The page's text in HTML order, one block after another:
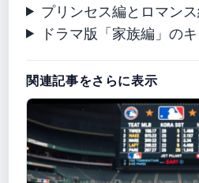
プリンセス編とロマン
ドラマ版「家族編」の
関連記事をさらに表示